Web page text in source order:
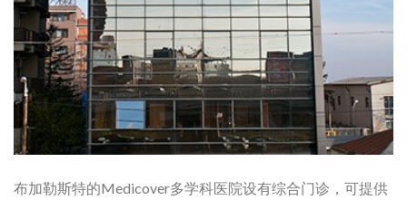
布加勒斯特的Medicover多学科医院设有综合门诊，可提供